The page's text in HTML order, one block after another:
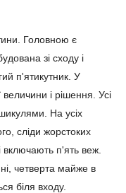
Головною є
зі сходу і
п'ятикутник. У
величини і рішення. Усі
На усіх
сліди жорстоких
п'ять веж.
четверта майже в
біля входу.